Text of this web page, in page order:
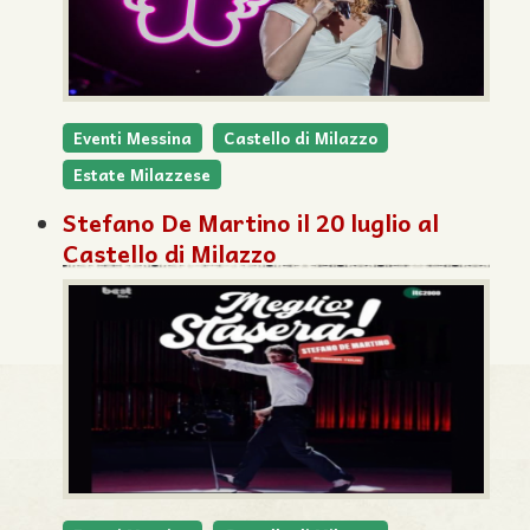
Continua la saga di Elaya. Il 21 e 22 settembre a
Eventi Messina
Castello di Milazzo
Estate Milazzese
Stefano De Martino il 20 luglio al
Castello di Milazzo